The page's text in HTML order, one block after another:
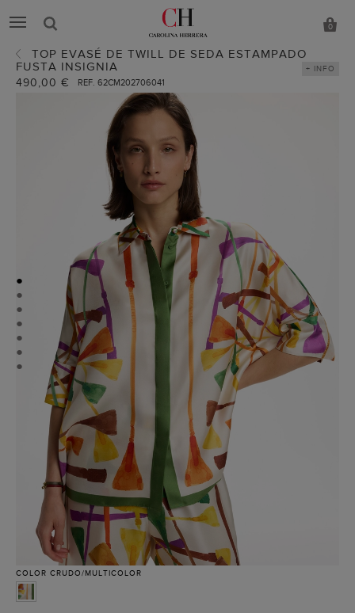
0
TOP EVASÉ DE TWILL DE SEDA ESTAMPADO
FUSTA INSIGNIA
490,00 € REF. 62CM202706041
+ INFO
●
●
●
●
●
●
●
COLOR CRUDO/MULTICOLOR